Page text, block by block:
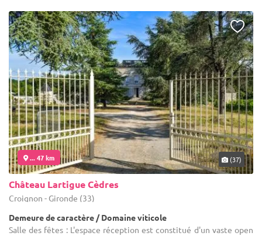
... 47 km (37)
Château Lartigue Cèdres
Croignon - Gironde (33)
Demeure de caractère / Domaine viticole
Salle des fêtes : L'espace réception est constitué d'un vaste open